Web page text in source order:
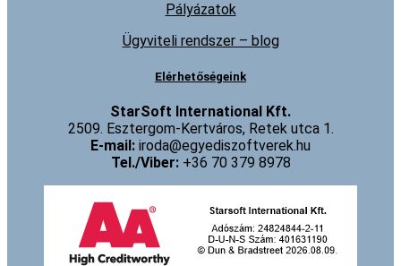
Pályázatok
Ügyviteli rendszer – blog
Elérhetőségeink
StarSoft International Kft.
2509. Esztergom-Kertváros, Retek utca 1.
E-mail: iroda@egyediszoftverek.hu
Tel./Viber:+36 70 379 8978